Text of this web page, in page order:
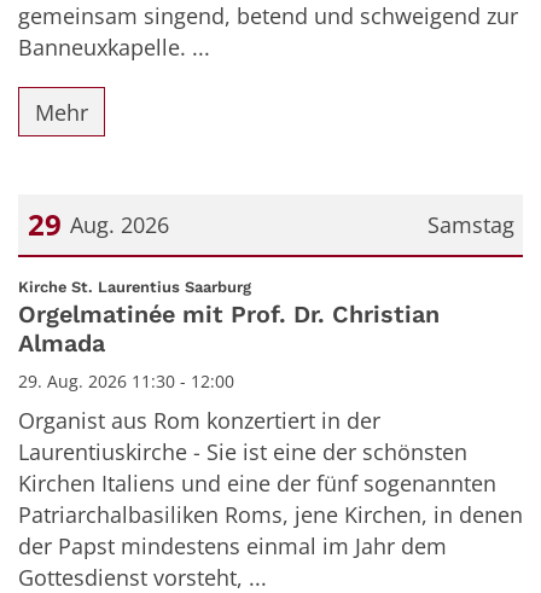
gemeinsam singend, betend und schweigend zur
Banneuxkapelle. ...
Mehr
Samstag
29 Aug. 2026
Datum: 29. August 2026
Kirche St. Laurentius Saarburg:
Orgelmatinée mit Prof. Dr. Christian
Almada
29. Aug. 2026 11:30 - 12:00
Organist aus Rom konzertiert in der
Laurentiuskirche - Sie ist eine der schönsten
Kirchen Italiens und eine der fünf sogenannten
Patriarchalbasiliken Roms, jene Kirchen, in denen
der Papst mindestens einmal im Jahr dem
Gottesdienst vorsteht, ...